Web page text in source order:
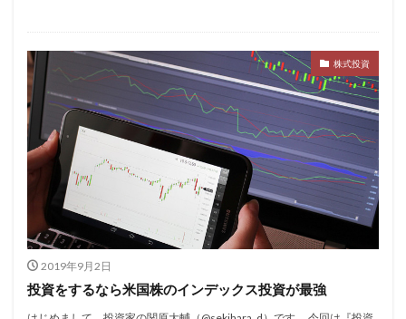
株式投資
2019年9月2日
投資をするなら米国株のインデックス投資が最強